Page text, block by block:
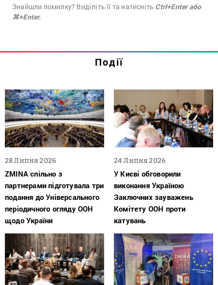
Знайшли помилку? Виділіть її та натисніть Ctrl+Enter або
⌘+Enter.
Події
28 Липня 2026
ZMINA спільно з
партнерами підготувала три
подання до Універсального
періодичного огляду ООН
щодо України
24 Липня 2026
У Києві обговорили
виконання Україною
Заключних зауважень
Комітету ООН проти
катувань